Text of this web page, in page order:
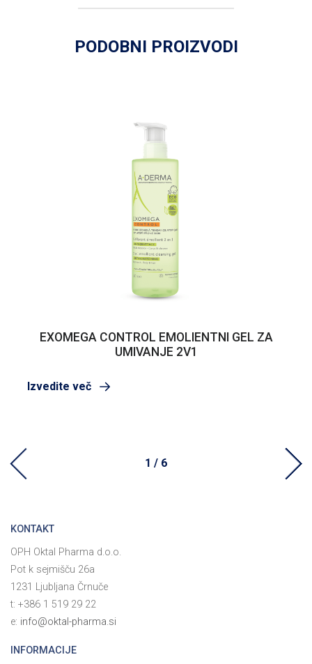
PODOBNI PROIZVODI
EXOMEGA CONTROL EMOLIENTNI GEL ZA
UMIVANJE 2V1
Izvedite več
1 / 6
KONTAKT
OPH Oktal Pharma d.o.o.
Pot k sejmišču 26a
1231 Ljubljana Črnuče
t: +386 1 519 29 22
e: info@oktal-pharma.si
INFORMACIJE